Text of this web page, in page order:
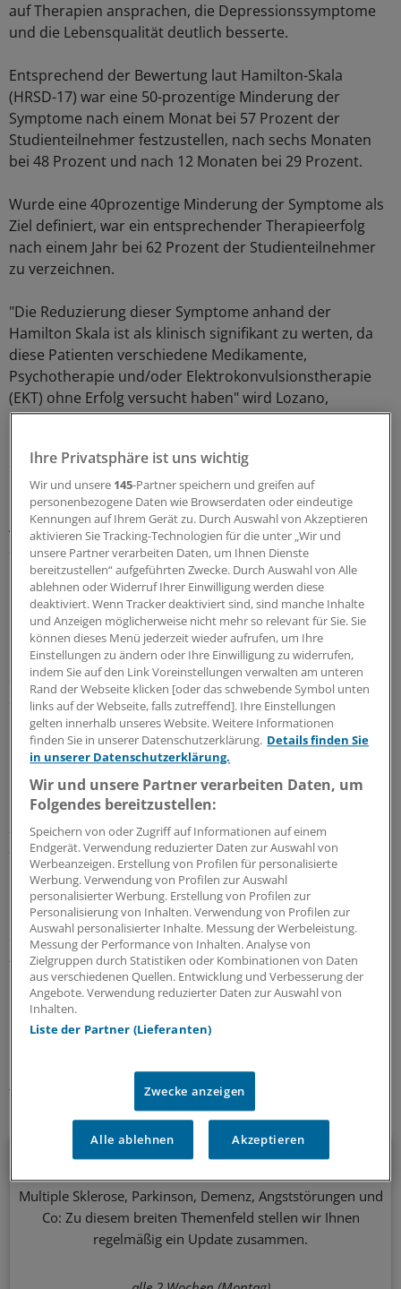
auf Therapien ansprachen, die Depressionssymptome
und die Lebensqualität deutlich besserte.
Entsprechend der Bewertung laut Hamilton-Skala
(HRSD-17) war eine 50-prozentige Minderung der
Symptome nach einem Monat bei 57 Prozent der
Studienteilnehmer festzustellen, nach sechs Monaten
bei 48 Prozent und nach 12 Monaten bei 29 Prozent.
Wurde eine 40prozentige Minderung der Symptome als
Ziel definiert, war ein entsprechender Therapieerfolg
nach einem Jahr bei 62 Prozent der Studienteilnehmer
zu verzeichnen.
"Die Reduzierung dieser Symptome anhand der
Hamilton Skala ist als klinisch signifikant zu werten, da
diese Patienten verschiedene Medikamente,
Psychotherapie und/oder Elektrokonvulsionstherapie
(EKT) ohne Erfolg versucht haben" wird Lozano,
Neurochirurg am Toronto Western Hospital und
St. Jude Medical zitiert.
Die Studienergebnisse, die auf der Jahrestagung der
American Psychiatric Association vorgestellt wurden,
zeigten, dass acht Studienteilnehmer wieder am
regulären Tagesablauf teilnehmen konnten und wieder
im sozialen Umfeld aktiv waren, so der Hersteller. Zwei
Patienten wurden als "in Remission" eingestuft.
Den Depressiven in der Studie sei ein Libra™ DBS
System implantiert worden, so der Hersteller. Dieses
System, welches in der Nähe des Schlüsselbeins
implantiert wird, gibt geringe elektrische Impulse an
Elektroden ab.
Die Elektroden werden in der subcallosalen Region des
Gyrus Cinguli im Gehirn, ein Teil des Brodmann Areals
25 platziert. In der Studie seien die häufigsten
auftretenden schwerwiegenden Ereignisse bei tiefer
Hirnstimulation die Erosion der Haut und Kabelbruch
der Elektroden.
St. Jude Medical führt derzeit eine große multizentrische
Zulassungsstudie an bis zu 20 Zentren durch.
Neurologie/Psychiatrie
Ihr Newsletter zum Thema
Neurologie/Psychiatrie
Multiple Sklerose, Parkinson, Demenz, Angststörungen und
Co: Zu diesem breiten Themenfeld stellen wir Ihnen
regelmäßig ein Update zusammen.
Ihre Privatsphäre ist uns wichtig
Wir und unsere 145-Partner speichern und greifen auf
personenbezogene Daten wie Browserdaten oder eindeutige
Kennungen auf Ihrem Gerät zu. Durch Auswahl von Akzeptieren
aktivieren Sie Tracking-Technologien für die unter „Wir und
unsere Partner verarbeiten Daten, um Ihnen Dienste
bereitzustellen“ aufgeführten Zwecke. Durch Auswahl von Alle
ablehnen oder Widerruf Ihrer Einwilligung werden diese
deaktiviert. Wenn Tracker deaktiviert sind, sind manche Inhalte
und Anzeigen möglicherweise nicht mehr so relevant für Sie. Sie
können dieses Menü jederzeit wieder aufrufen, um Ihre
Einstellungen zu ändern oder Ihre Einwilligung zu widerrufen,
indem Sie auf den Link Voreinstellungen verwalten am unteren
Rand der Webseite klicken [oder das schwebende Symbol unten
links auf der Webseite, falls zutreffend]. Ihre Einstellungen
gelten innerhalb unseres Website. Weitere Informationen
finden Sie in unserer Datenschutzerklärung. Details finden Sie
in unserer Datenschutzerklärung.
Wir und unsere Partner verarbeiten Daten, um
Folgendes bereitzustellen:
Speichern von oder Zugriff auf Informationen auf einem
Endgerät. Verwendung reduzierter Daten zur Auswahl von
Werbeanzeigen. Erstellung von Profilen für personalisierte
Werbung. Verwendung von Profilen zur Auswahl
personalisierter Werbung. Erstellung von Profilen zur
Personalisierung von Inhalten. Verwendung von Profilen zur
Auswahl personalisierter Inhalte. Messung der Werbeleistung.
Messung der Performance von Inhalten. Analyse von
Zielgruppen durch Statistiken oder Kombinationen von Daten
aus verschiedenen Quellen. Entwicklung und Verbesserung der
Angebote. Verwendung reduzierter Daten zur Auswahl von
Inhalten.
Liste der Partner (Lieferanten)
Zwecke anzeigen
Alle ablehnen Akzeptieren